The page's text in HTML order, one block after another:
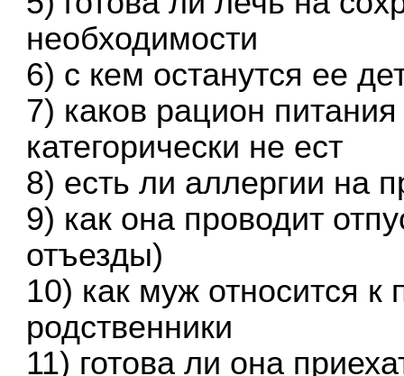
необходимости
6) с кем останутся ее
7) каков рацион
категорически не ест
8) есть ли аллергии на
9) как она проводит
отъезды)
10) как муж относится
родственники
11) готова ли она